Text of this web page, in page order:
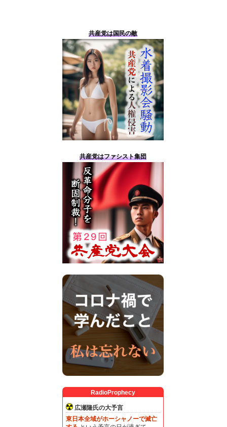
共産党は国民の敵
共産党はファシスト集団